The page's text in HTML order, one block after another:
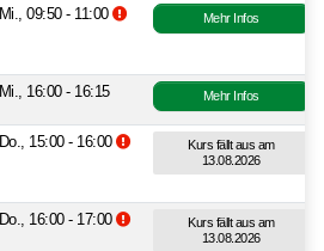
Mi., 09:50 - 11:00 Zusatzinformationen beachten.
Mehr Infos
Mi., 16:00 - 16:15 Mehr Infos
Do., 15:00 - 16:00 Zusatzinformationen
Kurs fällt aus am
13.08.2026
Do., 16:00 - 17:00 Zusatzinformationen
Kurs fällt aus am
13.08.2026